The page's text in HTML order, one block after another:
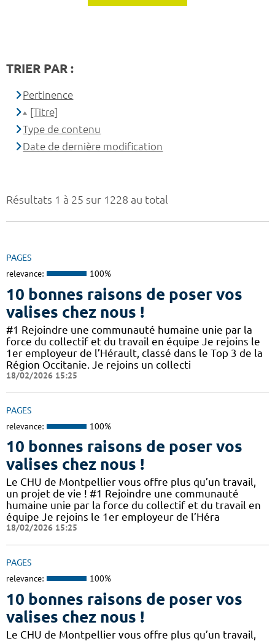
Résultats 1 à 25 sur 1228 au total
PAGES
relevance: 100%
10 bonnes raisons de poser vos
valises chez nous !
#1 Rejoindre une communauté humaine unie par la
force du collectif et du travail en équipe Je rejoins le
1er employeur de l’Hérault, classé dans le Top 3 de la
Région Occitanie. Je rejoins un collecti
18/02/2026 15:25
PAGES
relevance: 100%
10 bonnes raisons de poser vos
valises chez nous !
Le CHU de Montpellier vous offre plus qu’un travail,
un projet de vie ! #1 Rejoindre une communauté
humaine unie par la force du collectif et du travail en
équipe Je rejoins le 1er employeur de l’Héra
18/02/2026 15:25
PAGES
relevance: 100%
10 bonnes raisons de poser vos
valises chez nous !
Le CHU de Montpellier vous offre plus qu’un travail,
TRIER PAR :
Pertinence
[Titre]
Type de contenu
Date de dernière modification